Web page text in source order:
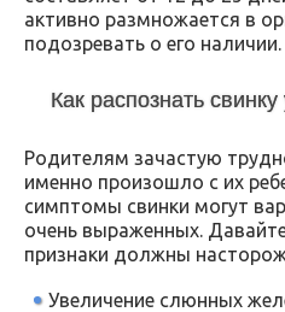
активно размножается в
подозревать о его наличии.
Как распознать
Родителям зачастую
именно произошло с их
симптомы свинки могут
очень выраженных.
признаки должны
Увеличение слюнных